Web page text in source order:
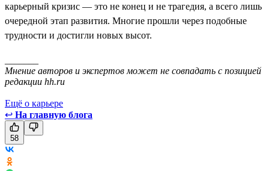
карьерный кризис — это не конец и не трагедия, а всего лишь
очередной этап развития. Многие прошли через подобные
трудности и достигли новых высот.
Мнение авторов и экспертов может не совпадать с позицией
редакции hh.ru
Ещё о карьере
↩ На главную блога
58